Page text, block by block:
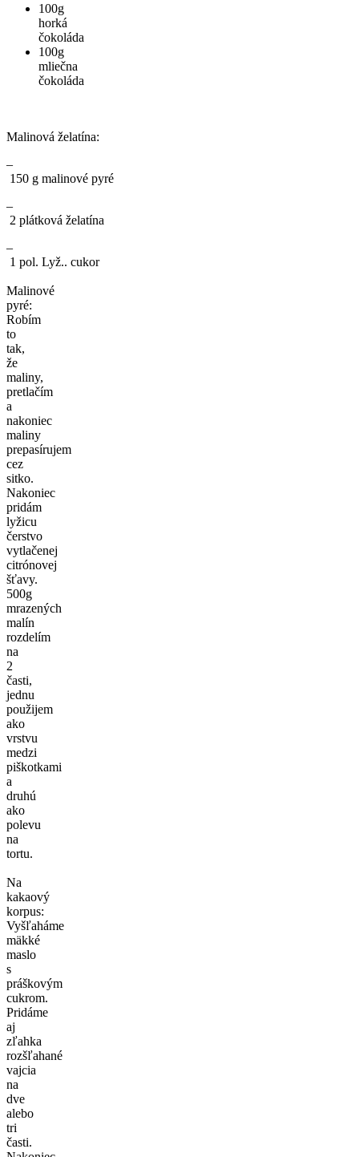
100g
horká
čokoláda
100g
mliečna
čokoláda
Malinová želatína:
–
150 g malinové pyré
–
2 plátková želatína
–
1 pol. Lyž.. cukor
Malinové
pyré:
Robím
to
tak,
že
maliny,
pretlačím
a
nakoniec
maliny
prepasírujem
cez
sitko.
Nakoniec
pridám
lyžicu
čerstvo
vytlačenej
citrónovej
šťavy.
500g
mrazených
malín
rozdelím
na
2
časti,
jednu
použijem
ako
vrstvu
medzi
piškotkami
a
druhú
ako
polevu
na
tortu.
Na
kakaový
korpus:
Vyšľaháme
mäkké
maslo
s
práškovým
cukrom.
Pridáme
aj
zľahka
rozšľahané
vajcia
na
dve
alebo
tri
časti.